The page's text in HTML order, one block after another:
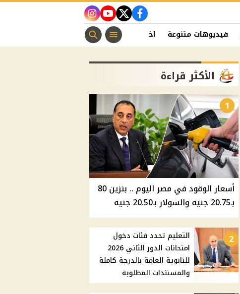
facebook
twitter
youtube
instagram
فيديوهات متنوعة اخبار الفن منوعات مسيحية
الأكثر قراءة
1
أسعار الوقود في مصر اليوم .. بنزين 80
بـ20.75 جنيه والسولار بـ20.50 جنيه
2
التعليم تحدد فئات دخول
امتحانات الدور الثاني 2026
للثانوية العامة بالدرجة كاملة
والمستندات المطلوبة